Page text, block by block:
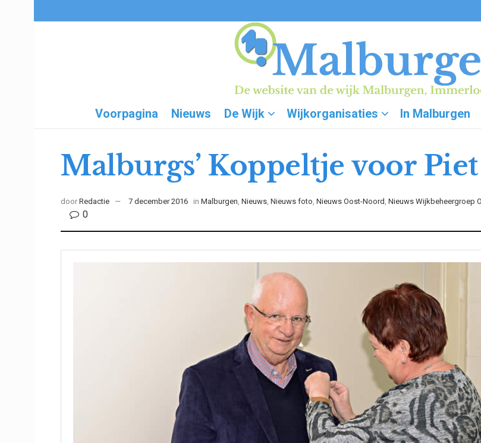
Voorpagina Nieuws De Wijk Wijkorganisaties In Malburgen
Malburgs’ Koppeltje voor
door Redactie 7 december 2016 in Malburgen, Nieuws, Nieuws foto, Nieuws Oost-Noord , Nieuws Wijkbeheergroep
0